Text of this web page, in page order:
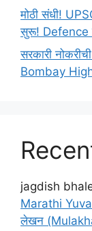
मोठी संधी!
सुरू! Defence
सरकारी
Bombay
jagdish
Marathi
लेखन